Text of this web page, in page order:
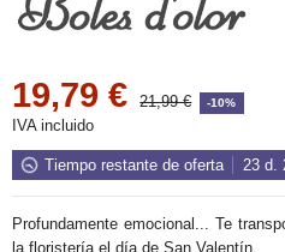
19,79 € 21,99 € -10%
IVA incluido
Tiempo restante de oferta 23d.
Profundamente emocional... Te
la floristería el día de San Valentín.